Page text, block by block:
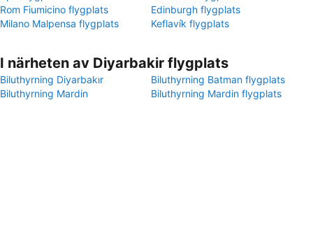
Rom Fiumicino flygplats
Edinburgh flygplats
Milano Malpensa flygplats
Keflavík flygplats
I närheten av Diyarbakir flygplats
Biluthyrning Diyarbakır
Biluthyrning Batman flygplats
Biluthyrning Mardin
Biluthyrning Mardin flygplats